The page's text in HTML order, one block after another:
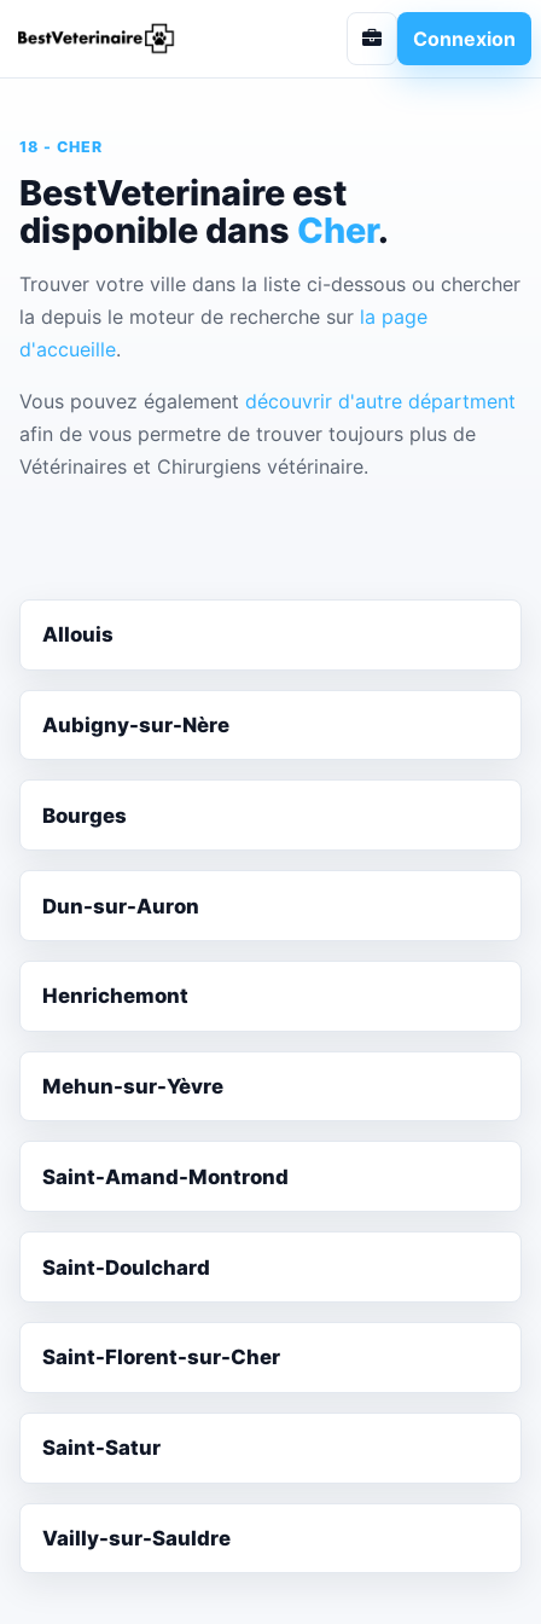
Connexion
18 - CHER
BestVeterinaire est
disponible dans Cher.
Trouver votre ville dans la liste ci-dessous ou chercher
la depuis le moteur de recherche sur la page
d'accueille.
Vous pouvez également découvrir d'autre départment
afin de vous permetre de trouver toujours plus de
Vétérinaires et Chirurgiens vétérinaire.
Allouis
Aubigny-sur-Nère
Bourges
Dun-sur-Auron
Henrichemont
Mehun-sur-Yèvre
Saint-Amand-Montrond
Saint-Doulchard
Saint-Florent-sur-Cher
Saint-Satur
Vailly-sur-Sauldre